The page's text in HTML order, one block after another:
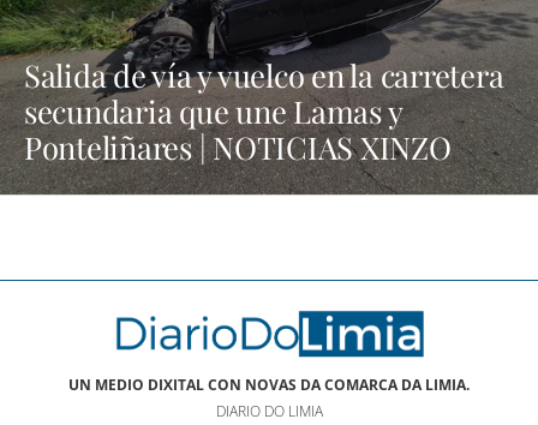
Salida de vía y vuelco en la carretera
secundaria que une Lamas y
Ponteliñares | NOTICIAS XINZO
UN MEDIO DIXITAL CON NOVAS DA COMARCA DA LIMIA.
DIARIO DO LIMIA